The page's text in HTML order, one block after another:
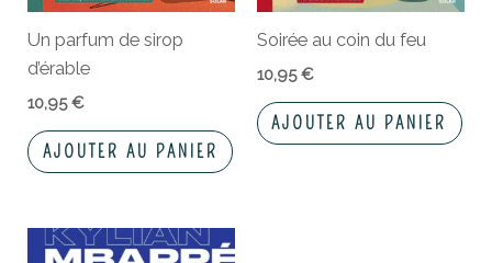
Un parfum de sirop
d’érable
10,95€
AJOUTER AU PANIER
Soirée au coin du feu
10,95€
AJOUTER AU PANIER